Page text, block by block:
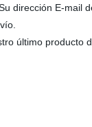
dirección E-mail
último producto